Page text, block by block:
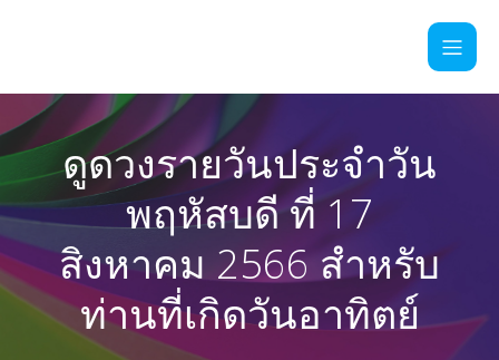
ดูดวงรายวันประจำวัน
พฤหัสบดี ที่ 17
สิงหาคม 2566 สำหรับ
ท่านที่เกิดวันอาทิตย์